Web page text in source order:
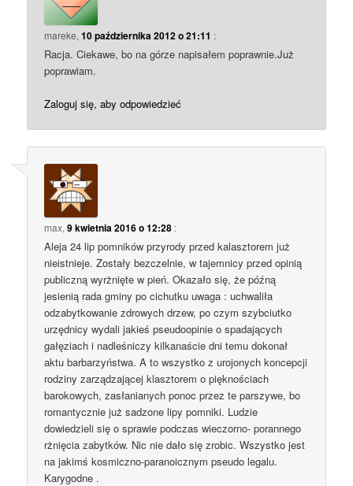
mareke,10 października 2012 o 21:11 :
Racja. Ciekawe, bo na górze napisałem poprawnie.Już
poprawiam.
Zaloguj się, aby odpowiedzieć
max,9 kwietnia 2016 o 12:28 :
Aleja 24 lip pomników przyrody przed kalasztorem już
nieistnieje. Zostały bezczelnie, w tajemnicy przed opinią
publiczną wyrżnięte w pień. Okazało się, że późną
jesienią rada gminy po cichutku uwaga : uchwaliła
odzabytkowanie zdrowych drzew, po czym szybciutko
urzędnicy wydali jakieś pseudoopinie o spadających
gałęziach i nadleśniczy kilkanaście dni temu dokonał
aktu barbarzyństwa. A to wszystko z urojonych koncepcji
rodziny zarządzającej klasztorem o pięknościach
barokowych, zasłanianych ponoc przez te parszywe, bo
romantycznie już sadzone lipy pomniki. Ludzie
dowiedzieli się o sprawie podczas wieczorno- porannego
rżnięcia zabytków. Nic nie dało się zrobic. Wszystko jest
na jakimś kosmiczno-paranoicznym pseudo legalu.
Karygodne .